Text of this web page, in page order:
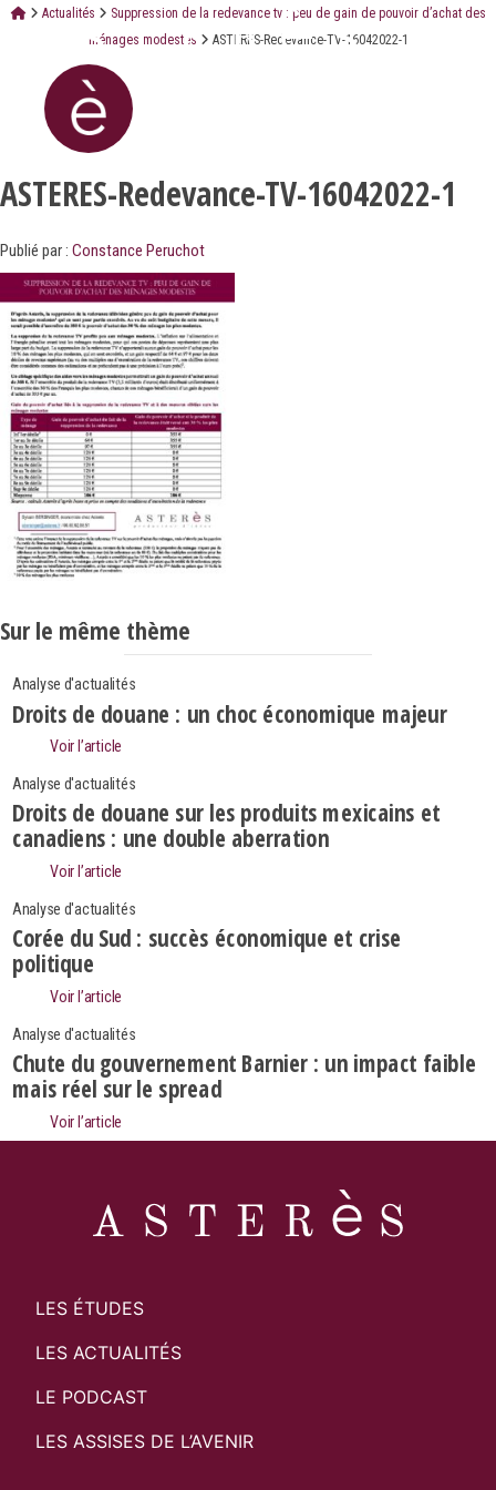
Actualités
Suppression de la redevance tv : peu de gain de pouvoir d’achat des
ménages modestes
ASTERES-Redevance-TV-16042022-1
ASTERES-Redevance-TV-16042022-1
Publié par : Constance Peruchot
Sur le même thème
Analyse d'actualités
Droits de douane : un choc économique majeur
Voir l’article
Analyse d'actualités
Droits de douane sur les produits mexicains et
canadiens : une double aberration
Voir l’article
Analyse d'actualités
Corée du Sud : succès économique et crise
politique
Voir l’article
Analyse d'actualités
Chute du gouvernement Barnier : un impact faible
mais réel sur le spread
Voir l’article
LES ÉTUDES
LES ACTUALITÉS
LE PODCAST
LES ASSISES DE L’AVENIR
Search